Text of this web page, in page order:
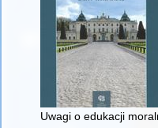
Uwagi o edukacji